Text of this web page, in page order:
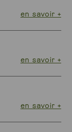
en savoir +
en savoir +
en savoir +